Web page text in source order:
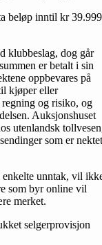
beløp inntil kr 39.999
klubbeslag, dog går
er betalt i sin
oppbevares på
kjøper eller
og risiko, og
Auksjonshuset
utenlandsk
som er nektet
enkelte unntak, vil
som byr online vil
merket.
selgerprovisjon